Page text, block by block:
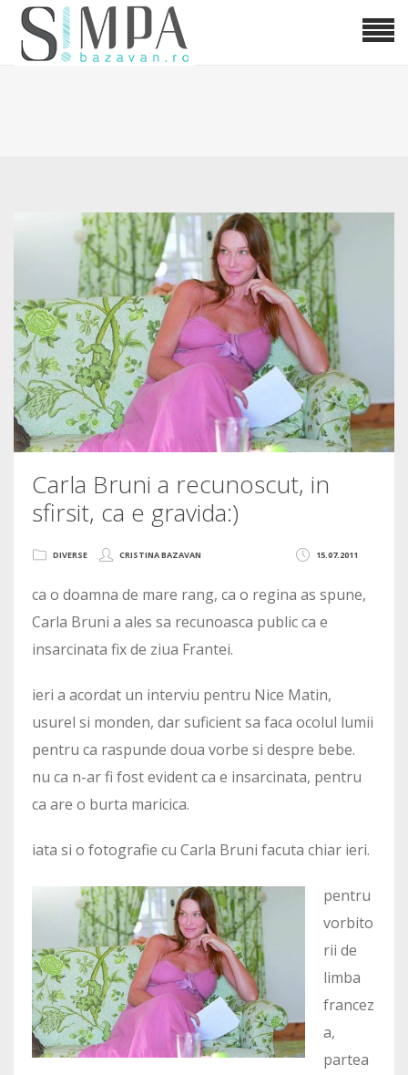
Carla Bruni a recunoscut, in
sfirsit, ca e gravida:)
15.07.2011
DIVERSE CRISTINA BAZAVAN
ca o doamna de mare rang, ca o regina as spune,
Carla Bruni a ales sa recunoasca public ca e
insarcinata fix de ziua Frantei.
ieri a acordat un interviu pentru Nice Matin,
usurel si monden, dar suficient sa faca ocolul lumii
pentru ca raspunde doua vorbe si despre bebe.
nu ca n-ar fi fost evident ca e insarcinata, pentru
ca are o burta maricica.
iata si o fotografie cu Carla Bruni facuta chiar ieri.
pentru
vorbito
rii de
limba
francez
a,
partea